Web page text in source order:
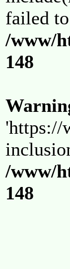
failed
/www/
148
'https://
/www/
148